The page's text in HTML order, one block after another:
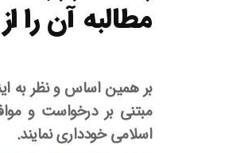
مطالبه آن را
بر همین اساس و نظر به
مبتنی بر درخواست و
اسلامی خودداری نمایند.